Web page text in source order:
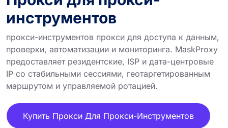
инструментов
прокси-инструментов прокси для доступа к данным,
проверки, автоматизации и мониторинга. MaskProxy
предоставляет резидентские, ISP и дата-центровые
IP со стабильными сессиями, геотаргетированным
маршрутом и управляемой ротацией.
Купить Прокси Для Прокси-Инструментов